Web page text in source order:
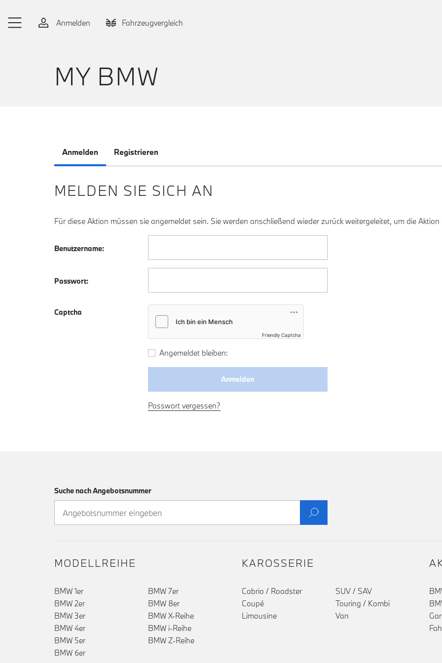
Anmelden
Fahrzeugvergleich
MY BMW
Anmelden Registrieren
MELDEN SIE SICH AN
Für diese Aktion müssen sie angemeldet sein. Sie werden anschließend wieder zurück weitergeleitet, um die
Benutzername:
Passwort:
Captcha
Friendly Captcha
Angemeldet bleiben:
Passwort vergessen?
Suche nach Angebotsnummer
MODELLREIHE
BMW 1er
BMW 2er
BMW 3er
BMW 4er
BMW 5er
BMW 6er
BMW 7er
BMW 8er
BMW X-Reihe
BMW i-Reihe
BMW Z-Reihe
KAROSSERIE
Cabrio / Roadster
Coupé
Limousine
SUV / SAV
Touring / Kombi
Van